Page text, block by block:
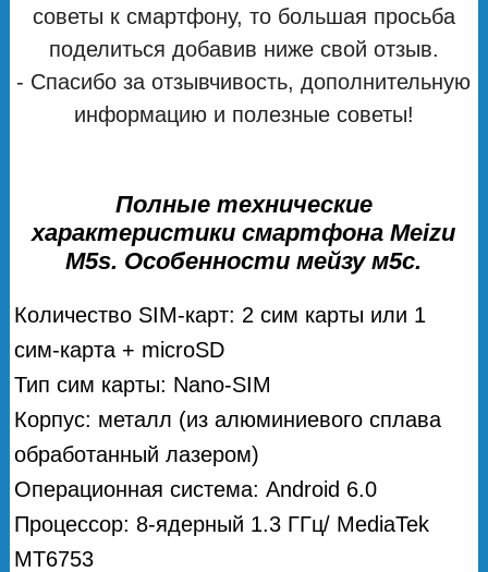
советы к смартфону, то большая просьба
поделиться добавив ниже свой отзыв.
- Спасибо за отзывчивость, дополнительную
информацию и полезные советы!
Полные технические
характеристики смартфона Meizu
M5s. Особенности мейзу м5с.
Количество SIM-карт: 2 сим карты или 1
сим-карта + microSD
Тип сим карты: Nano-SIM
Корпус: металл (из алюминиевого сплава
обработанный лазером)
Операционная система: Android 6.0
Процессор: 8-ядерный 1.3 ГГц/ MediaTek
MT6753